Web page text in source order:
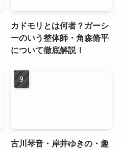
カドモリとは何者？ガーシ
ーのいう整体師・角森脩平
について徹底解説！
古川琴音・岸井ゆきの・趣